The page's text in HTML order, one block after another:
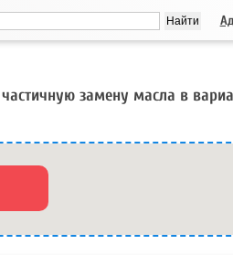
замену масла в